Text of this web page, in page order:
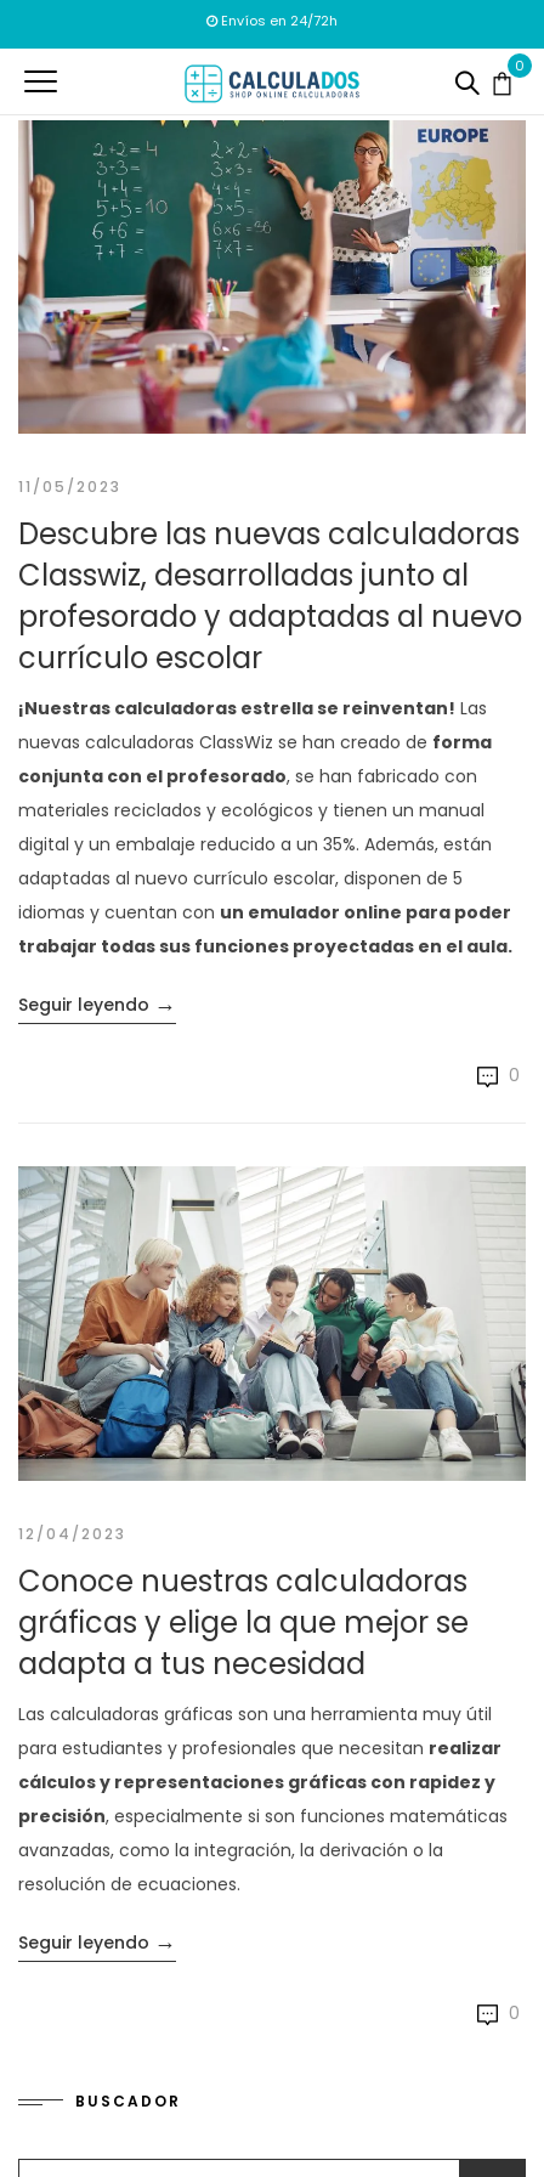
Envíos en 24/72h
0
11/05/2023
Descubre las nuevas calculadoras
Classwiz, desarrolladas junto al
profesorado y adaptadas al nuevo
currículo escolar
¡Nuestras calculadoras estrella se reinventan! Las
nuevas calculadoras ClassWiz se han creado de forma
conjunta con el profesorado, se han fabricado con
materiales reciclados y ecológicos y tienen un manual
digital y un embalaje reducido a un 35%. Además, están
adaptadas al nuevo currículo escolar, disponen de 5
idiomas y cuentan con un emulador online para poder
trabajar todas sus funciones proyectadas en el aula.
Seguir leyendo «Descubre las nuevas calculadoras
→
0
12/04/2023
Conoce nuestras calculadoras
gráficas y elige la que mejor se
adapta a tus necesidad
Las calculadoras gráficas son una herramienta muy útil
para estudiantes y profesionales que necesitan realizar
cálculos y representaciones gráficas con rapidez y
precisión, especialmente si son funciones matemáticas
avanzadas, como la integración, la derivación o la
resolución de ecuaciones.
Seguir leyendo «Conoce nuestras calculadoras gráficas
→
0
BUSCADOR